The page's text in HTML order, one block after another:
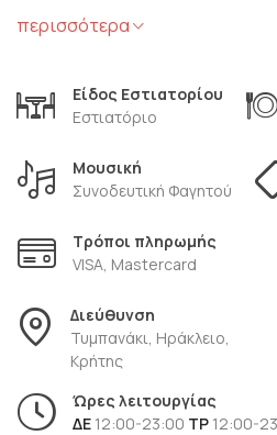
παράδοση.
προσεγμένα στην παρασκευή
τη φυσική νοστιμιά και τη
συνδυασμό με την προσεγμένη
μια ατμόσφαιρα που
απολαύσουν μια γνήσια κρητική
Aleko's Fish Taverne Vrachos
για όσους αναζητούν
παράδοση, σε έναν χώρο που
ποιότητα.
περισσότερα
Είδος Εστιατορίου
Εστιατόριο
Μουσική
Συνοδευτική Φαγητού
Τρόποι πληρωμής
VISA, Mastercard
Διεύθυνση
Τυμπανάκι, Ηράκλειο,
Κρήτης
Ώρες λειτουργίας
ΔΕ 12:00-23:00 ΤΡ 12:00-